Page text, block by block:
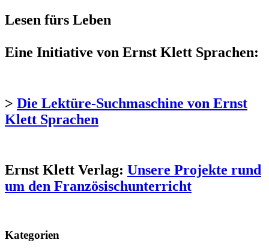
Lesen fürs Leben
Eine Initiative von Ernst Klett Sprachen:
> Die Lektüre-Suchmaschine von Ernst
Klett Sprachen
Ernst Klett Verlag: Unsere Projekte rund
um den Französischunterricht
Kategorien